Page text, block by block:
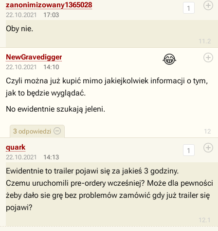
22.10.2021 17:03
11.2
1
zanonimizowany1365028
Oby nie.
22.10.2021 14:10
😂
12
3 odpowiedzi
NewGravedigger
Czyli można już kupić mimo jakiejkolwiek informacji o tym,
jak to będzie wyglądać.
No ewidentnie szukają jeleni.
22.10.2021 14:13
12.1
1
quark
Ewidentnie to trailer pojawi się za jakieś 3 godziny.
Czemu uruchomili pre-ordery wcześniej? Może dla pewności
żeby dało sie grę bez problemów zamówić gdy już trailer się
pojawi?